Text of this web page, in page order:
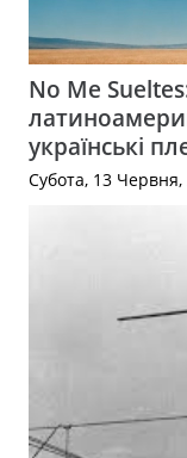
No Me
українські
Субота, 13 Червня,